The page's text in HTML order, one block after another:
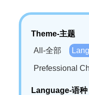
Theme-主题
All-全部
Prefessional
Language-语种